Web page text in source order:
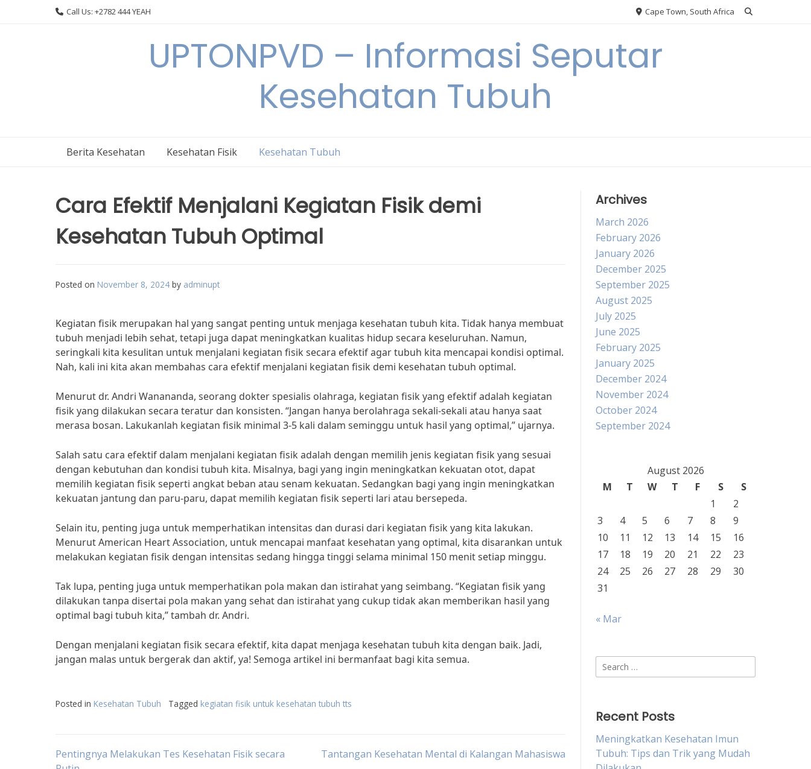
Call Us: +2782 444 YEAH Cape Town, South Africa
UPTONPVD – Informasi Seputar
Kesehatan Tubuh
Berita Kesehatan Kesehatan Fisik Kesehatan Tubuh
Cara Efektif Menjalani Kegiatan Fisik demi
Kesehatan Tubuh Optimal
Posted on November 8, 2024 by adminupt
Kegiatan fisik merupakan hal yang sangat penting untuk menjaga kesehatan tubuh kita. Tidak hanya membuat
tubuh menjadi lebih sehat, tetapi juga dapat meningkatkan kualitas hidup secara keseluruhan. Namun,
seringkali kita kesulitan untuk menjalani kegiatan fisik secara efektif agar tubuh kita mencapai kondisi optimal.
Nah, kali ini kita akan membahas cara efektif menjalani kegiatan fisik demi kesehatan tubuh optimal.
Menurut dr. Andri Wanananda, seorang dokter spesialis olahraga, kegiatan fisik yang efektif adalah kegiatan
fisik yang dilakukan secara teratur dan konsisten. “Jangan hanya berolahraga sekali-sekali atau hanya saat
merasa bosan. Lakukanlah kegiatan fisik minimal 3-5 kali dalam seminggu untuk hasil yang optimal,” ujarnya.
Salah satu cara efektif dalam menjalani kegiatan fisik adalah dengan memilih jenis kegiatan fisik yang sesuai
dengan kebutuhan dan kondisi tubuh kita. Misalnya, bagi yang ingin meningkatkan kekuatan otot, dapat
memilih kegiatan fisik seperti angkat beban atau senam kekuatan. Sedangkan bagi yang ingin meningkatkan
kekuatan jantung dan paru-paru, dapat memilih kegiatan fisik seperti lari atau bersepeda.
Selain itu, penting juga untuk memperhatikan intensitas dan durasi dari kegiatan fisik yang kita lakukan.
Menurut American Heart Association, untuk mencapai manfaat kesehatan yang optimal, kita disarankan untuk
melakukan kegiatan fisik dengan intensitas sedang hingga tinggi selama minimal 150 menit setiap minggu.
Tak lupa, penting juga untuk memperhatikan pola makan dan istirahat yang seimbang. “Kegiatan fisik yang
dilakukan tanpa disertai pola makan yang sehat dan istirahat yang cukup tidak akan memberikan hasil yang
optimal bagi tubuh kita,” tambah dr. Andri.
Dengan menjalani kegiatan fisik secara efektif, kita dapat menjaga kesehatan tubuh kita dengan baik. Jadi,
jangan malas untuk bergerak dan aktif, ya! Semoga artikel ini bermanfaat bagi kita semua.
Posted in Kesehatan Tubuh Tagged kegiatan fisik untuk kesehatan tubuh tts
Post
Pentingnya Melakukan Tes Kesehatan Fisik secara
Tantangan Kesehatan Mental di Kalangan Mahasiswa
Archives
March 2026
February 2026
January 2026
December 2025
September 2025
August 2025
July 2025
June 2025
February 2025
January 2025
December 2024
November 2024
October 2024
September 2024
August 2026
M
T W T F S
S
1
2
3
4 5 6 7 8
9
10
11 12 13 14 15
16
17
18 19 20 21 22
23
24
25 26 27 28 29
30
31
« Mar
Search
for:
Recent Posts
Meningkatkan Kesehatan Imun
Tubuh: Tips dan Trik yang Mudah